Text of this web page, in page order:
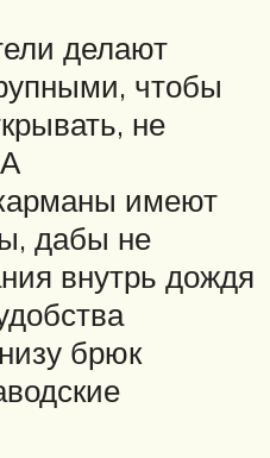
делают
чтобы
не
имеют
дабы не
внутрь дождя
брюк